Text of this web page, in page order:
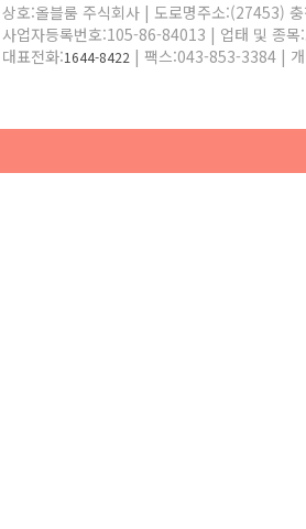
상호:올블룸 주식회사 | 도로명주소:(27453)
사업자등록번호:105-86-84013 | 업태 및 종
대표전화:1644-8422 | 팩스:043-853-3384 | 개